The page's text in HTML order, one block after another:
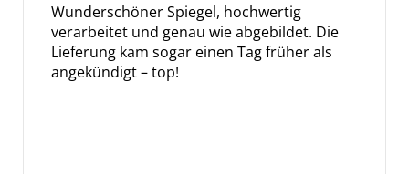
Wunderschöner Spiegel, hochwertig
verarbeitet und genau wie abgebildet. Die
Lieferung kam sogar einen Tag früher als
angekündigt – top!